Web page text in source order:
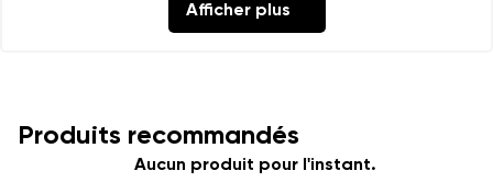
Afficher plus
Produits recommandés
Aucun produit pour l'instant.